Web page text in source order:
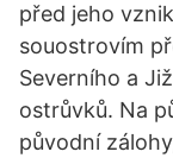
před jeho
souostrovím
Severního a
ostrůvků. Na
původní